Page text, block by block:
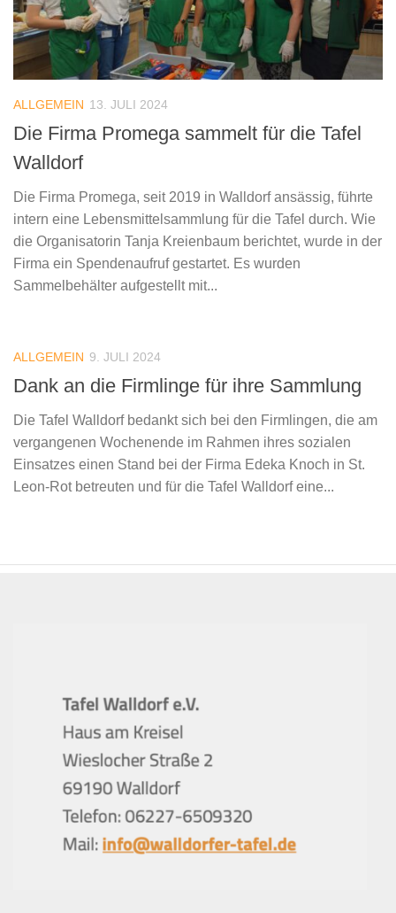
ALLGEMEIN 13. JULI 2024
Die Firma Promega sammelt für die Tafel
Walldorf
Die Firma Promega, seit 2019 in Walldorf ansässig, führte
intern eine Lebensmittelsammlung für die Tafel durch. Wie
die Organisatorin Tanja Kreienbaum berichtet, wurde in der
Firma ein Spendenaufruf gestartet. Es wurden
Sammelbehälter aufgestellt mit...
ALLGEMEIN 9. JULI 2024
Dank an die Firmlinge für ihre Sammlung
Die Tafel Walldorf bedankt sich bei den Firmlingen, die am
vergangenen Wochenende im Rahmen ihres sozialen
Einsatzes einen Stand bei der Firma Edeka Knoch in St.
Leon-Rot betreuten und für die Tafel Walldorf eine...